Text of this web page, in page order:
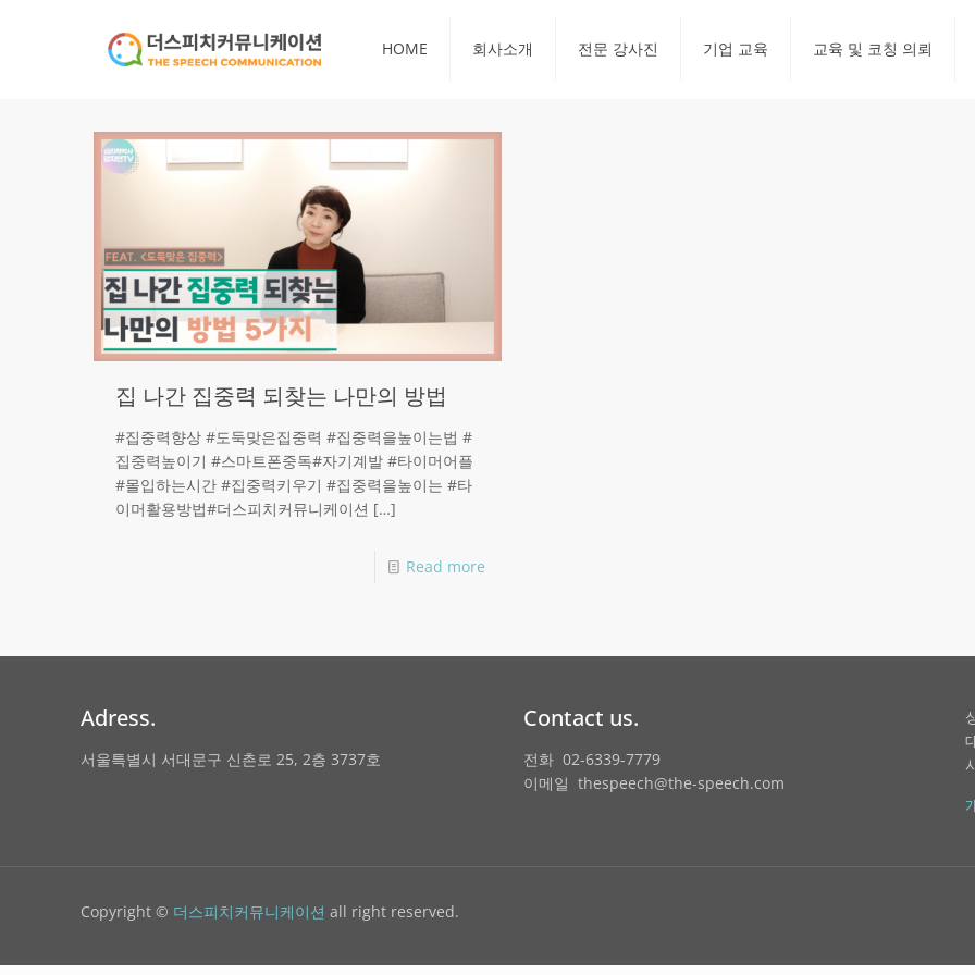
HOME 회사소개 전문 강사진 기업 교육 교육 및 코칭 의뢰
집 나간 집중력 되찾는 나만의 방법
#집중력향상 #도둑맞은집중력 #집중력을높이는법 #
집중력높이기 #스마트폰중독#자기계발 #타이머어플
#몰입하는시간 #집중력키우기 #집중력을높이는 #타
이머활용방법#더스피치커뮤니케이션 […]
Read more
Adress.
서울특별시 서대문구 신촌로 25, 2층 3737호
Contact us.
전화 02-6339-7779
이메일 thespeech@the-speech.com
Copyright © 더스피치커뮤니케이션 all right reserved.